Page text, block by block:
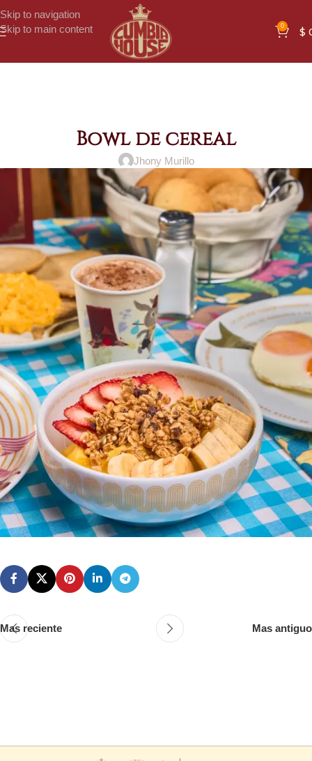
Skip to navigation
Skip to main content
0 $
Bowl de cereal
Jhony Murillo
Mas reciente Mas antiguo